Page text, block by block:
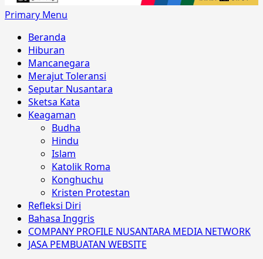
Primary Menu
Beranda
Hiburan
Mancanegara
Merajut Toleransi
Seputar Nusantara
Sketsa Kata
Keagaman
Budha
Hindu
Islam
Katolik Roma
Konghuchu
Kristen Protestan
Refleksi Diri
Bahasa Inggris
COMPANY PROFILE NUSANTARA MEDIA NETWORK
JASA PEMBUATAN WEBSITE